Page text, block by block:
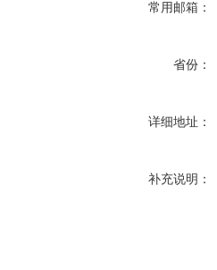
常用邮箱：
省份：
详细地址：
补充说明：